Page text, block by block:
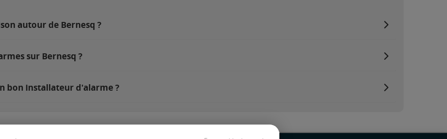
autour de Bernesq ?
sur Bernesq ?
bon installateur d'alarme ?